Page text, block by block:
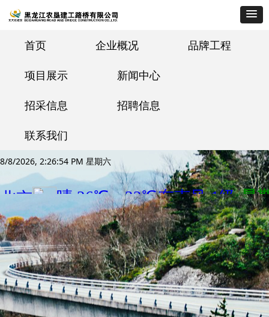
8/8/2026, 2:26:54 PM 星期六
首页 企业概况 品牌工程
项目展示 新闻中心
招采信息 招聘信息
联系我们